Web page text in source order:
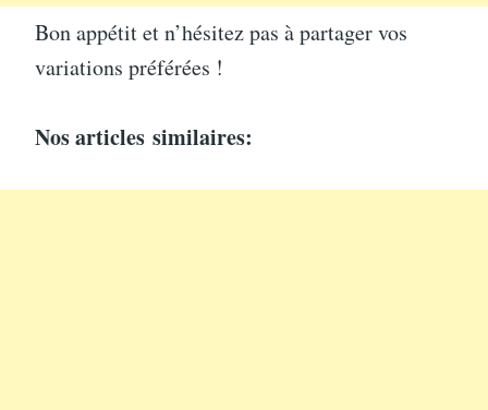
Bon appétit et n’hésitez pas à partager vos
variations préférées !
Nos articles similaires: